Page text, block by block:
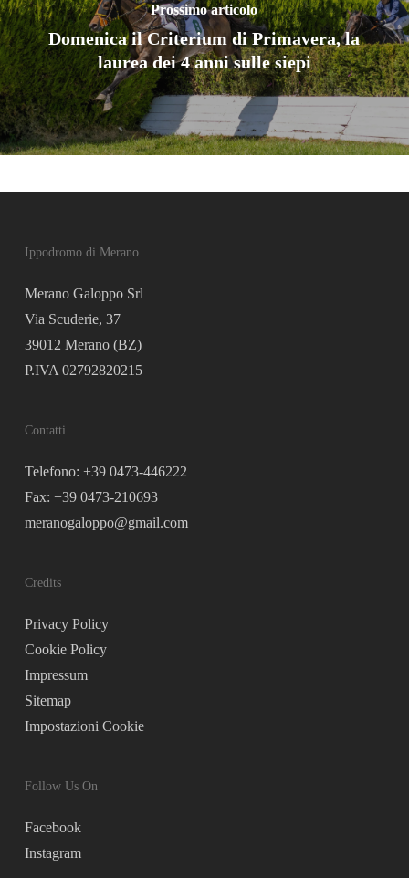
Prossimo articolo
Domenica il Criterium di Primavera, la
laurea dei 4 anni sulle siepi
Ippodromo di Merano
Merano Galoppo Srl
Via Scuderie, 37
39012 Merano (BZ)
P.IVA 02792820215
Contatti
Telefono: +39 0473-446222
Fax: +39 0473-210693
meranogaloppo@gmail.com
Credits
Privacy Policy
Cookie Policy
Impressum
Sitemap
Impostazioni Cookie
Follow Us On
Facebook
Instagram